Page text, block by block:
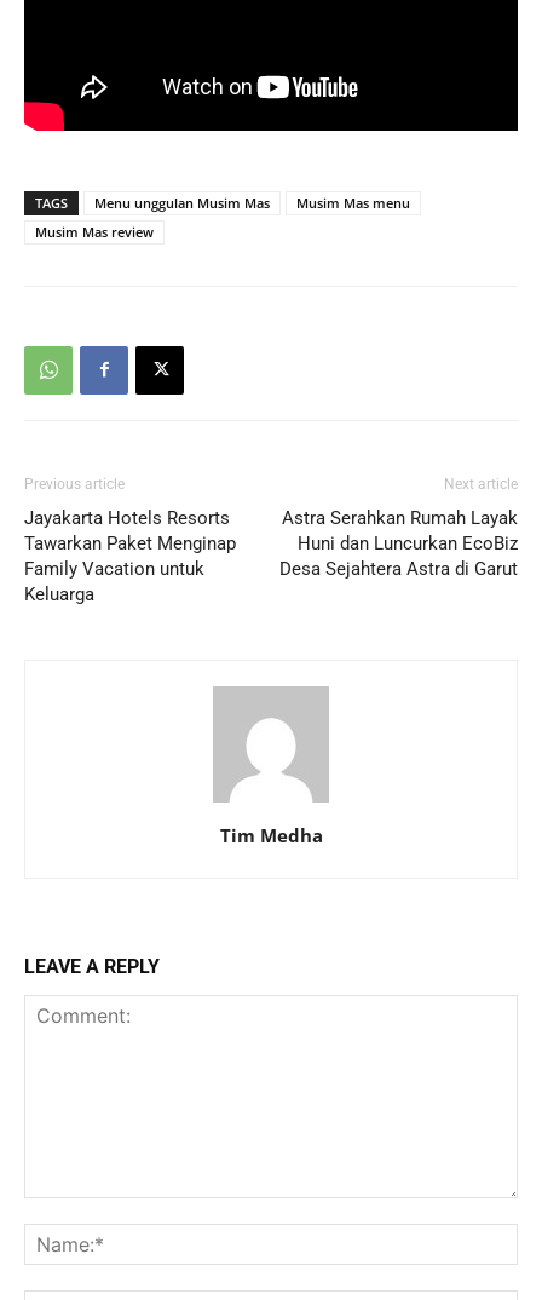
TAGS Menu unggulan Musim Mas
Musim Mas menu
Musim Mas review
Previous article
Jayakarta Hotels Resorts
Tawarkan Paket Menginap
Family Vacation untuk
Keluarga
Next article
Astra Serahkan Rumah Layak
Huni dan Luncurkan EcoBiz
Desa Sejahtera Astra di Garut
Tim Medha
LEAVE A REPLY